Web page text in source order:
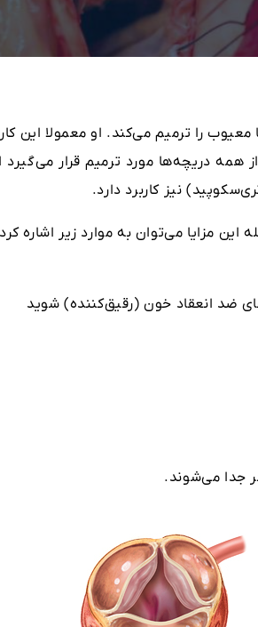
را ترمیم می‌کند. او معمولا این کار
دریچه‌ها مورد ترمیم قرار می‌گیرد
نیز کاربرد دارد.
مزایا می‌توان به موارد زیر اشاره
ضد انعقاد خون (رقیق‌کننده) شوید
جدا می‌شوند.